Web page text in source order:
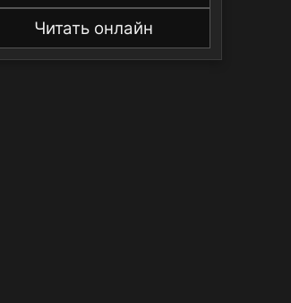
Читать онлайн